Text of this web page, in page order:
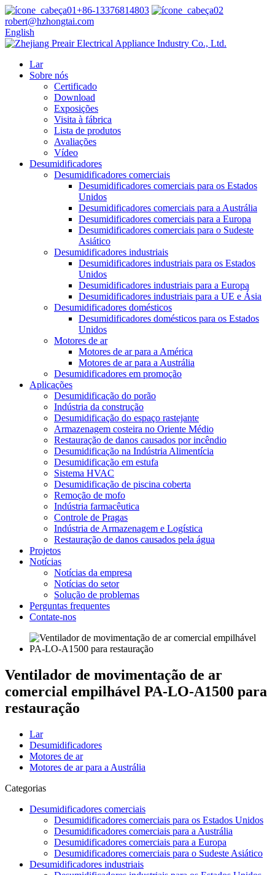
+86-13376814803
robert@hzhongtai.com
English
Lar
Sobre nós
Certificado
Download
Exposições
Visita à fábrica
Lista de produtos
Avaliações
Vídeo
Desumidificadores
Desumidificadores comerciais
Desumidificadores comerciais para os Estados
Unidos
Desumidificadores comerciais para a Austrália
Desumidificadores comerciais para a Europa
Desumidificadores comerciais para o Sudeste
Asiático
Desumidificadores industriais
Desumidificadores industriais para os Estados
Unidos
Desumidificadores industriais para a Europa
Desumidificadores industriais para a UE e Ásia
Desumidificadores domésticos
Desumidificadores domésticos para os Estados
Unidos
Motores de ar
Motores de ar para a América
Motores de ar para a Austrália
Desumidificadores em promoção
Aplicações
Desumidificação do porão
Indústria da construção
Desumidificação do espaço rastejante
Armazenagem costeira no Oriente Médio
Restauração de danos causados ​​por incêndio
Desumidificação na Indústria Alimentícia
Desumidificação em estufa
Sistema HVAC
Desumidificação de piscina coberta
Remoção de mofo
Indústria farmacêutica
Controle de Pragas
Indústria de Armazenagem e Logística
Restauração de danos causados ​​pela água
Projetos
Notícias
Notícias da empresa
Notícias do setor
Solução de problemas
Perguntas frequentes
Contate-nos
Ventilador de movimentação de ar
comercial empilhável PA-LO-A1500 para
restauração
Lar
Desumidificadores
Motores de ar
Motores de ar para a Austrália
Categorias
Desumidificadores comerciais
Desumidificadores comerciais para os Estados Unidos
Desumidificadores comerciais para a Austrália
Desumidificadores comerciais para a Europa
Desumidificadores comerciais para o Sudeste Asiático
Desumidificadores industriais